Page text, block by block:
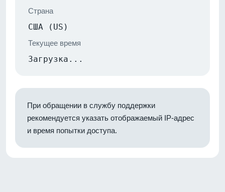
Страна
США (US)
Текущее время
Загрузка...
При обращении в службу поддержки
рекомендуется указать отображаемый IP-адрес
и время попытки доступа.